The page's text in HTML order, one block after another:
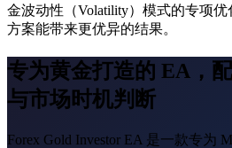
金波动性（Volatility）模式的专项
方案能带来更优异的结果。
专为黄金打造的 EA，
与市场时机判断
Forex Gold Investor EA 是一款专为